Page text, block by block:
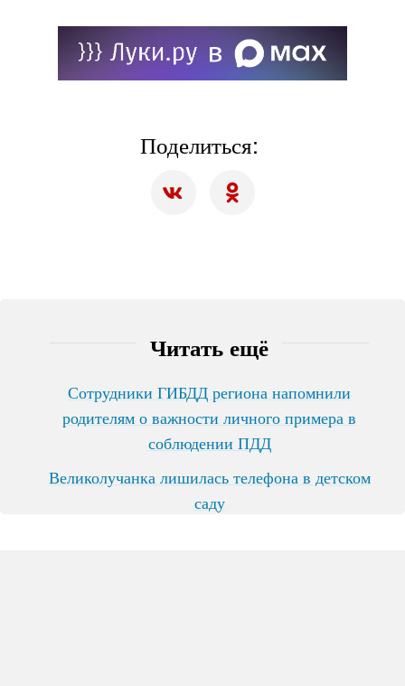
Поделиться:
Читать ещё
Сотрудники ГИБДД региона напомнили
родителям о важности личного примера в
соблюдении ПДД
Великолучанка лишилась телефона в детском
саду